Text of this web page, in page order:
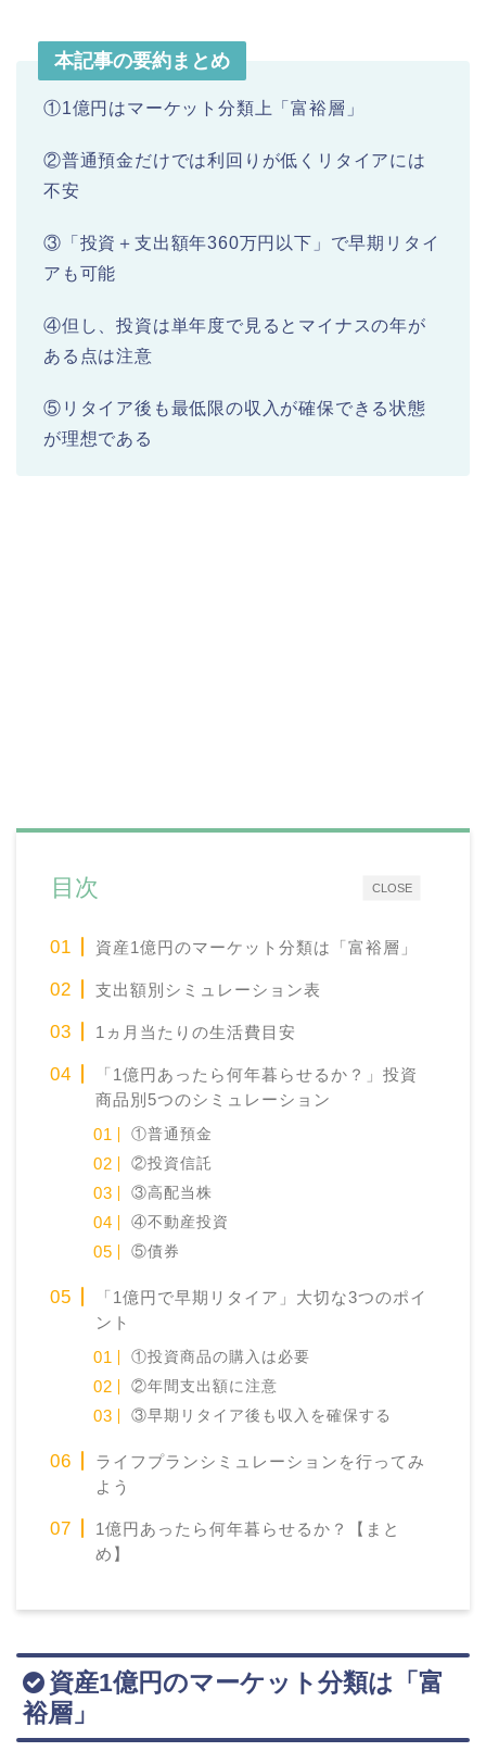
本記事の要約まとめ
①1億円はマーケット分類上「富裕層」
②普通預金だけでは利回りが低くリタイアには
不安
③「投資＋支出額年360万円以下」で早期リタイ
アも可能
④但し、投資は単年度で見るとマイナスの年が
ある点は注意
⑤リタイア後も最低限の収入が確保できる状態
が理想である
CLOSE
目次
資産1億円のマーケット分類は「富裕層」
支出額別シミュレーション表
1ヵ月当たりの生活費目安
「1億円あったら何年暮らせるか？」投資
商品別5つのシミュレーション
①普通預金
②投資信託
③高配当株
④不動産投資
⑤債券
「1億円で早期リタイア」大切な3つのポイ
ント
①投資商品の購入は必要
②年間支出額に注意
③早期リタイア後も収入を確保する
ライフプランシミュレーションを行ってみ
よう
1億円あったら何年暮らせるか？【まと
め】
資産1億円のマーケット分類は「富
裕層」